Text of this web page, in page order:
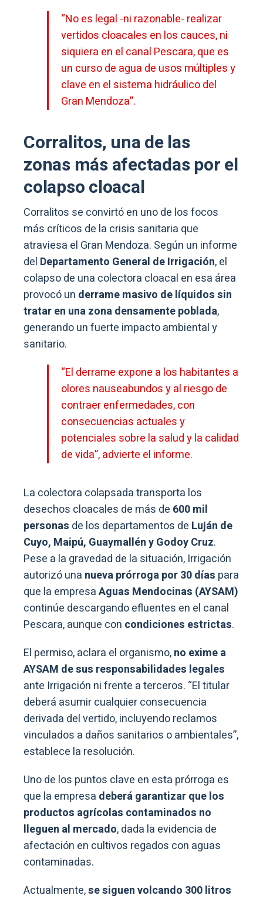
“No es legal -ni razonable- realizar
vertidos cloacales en los cauces, ni
siquiera en el canal Pescara, que es
un curso de agua de usos múltiples y
clave en el sistema hidráulico del
Gran Mendoza”.
Corralitos, una de las
zonas más afectadas por el
colapso cloacal
Corralitos se convirtó en uno de los focos
más críticos de la crisis sanitaria que
atraviesa el Gran Mendoza. Según un informe
del Departamento General de Irrigación, el
colapso de una colectora cloacal en esa área
provocó un derrame masivo de líquidos sin
tratar en una zona densamente poblada,
generando un fuerte impacto ambiental y
sanitario.
“El derrame expone a los habitantes a
olores nauseabundos y al riesgo de
contraer enfermedades, con
consecuencias actuales y
potenciales sobre la salud y la calidad
de vida”, advierte el informe.
La colectora colapsada transporta los
desechos cloacales de más de 600 mil
personas de los departamentos de Luján de
Cuyo, Maipú, Guaymallén y Godoy Cruz.
Pese a la gravedad de la situación, Irrigación
autorizó una nueva prórroga por 30 días para
que la empresaAguas Mendocinas (AYSAM)
continúe descargando efluentes en el canal
Pescara, aunque con condiciones estrictas.
El permiso, aclara el organismo,no exime a
AYSAM de sus responsabilidades legales
ante Irrigación ni frente a terceros. “El titular
deberá asumir cualquier consecuencia
derivada del vertido, incluyendo reclamos
vinculados a daños sanitarios o ambientales”,
establece la resolución.
Uno de los puntos clave en esta prórroga es
que la empresa deberá garantizar que los
productos agrícolas contaminados no
lleguen al mercado, dada la evidencia de
afectación en cultivos regados con aguas
contaminadas.
Actualmente,se siguen volcando 300 litros